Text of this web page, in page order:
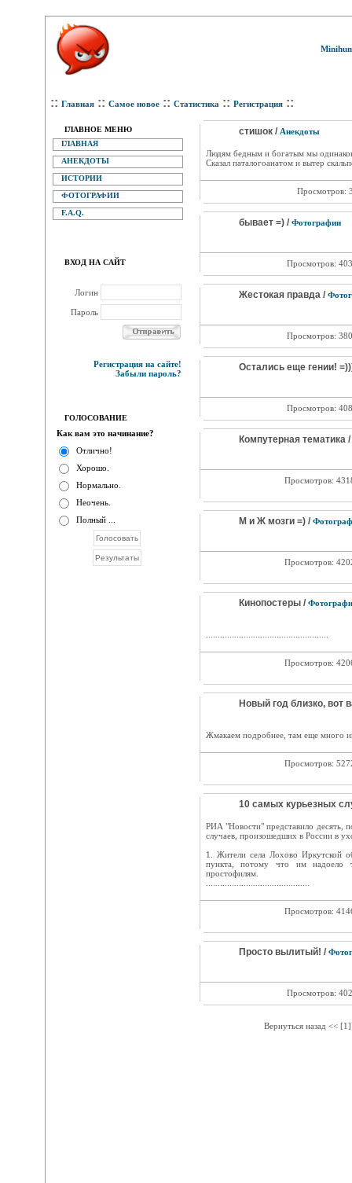
:: Главная :: Самое новое :: Статистика :: Регистрация ::
ГЛАВНОЕ МЕНЮ
ГЛАВНАЯ
АНЕКДОТЫ
ИСТОРИИ
ФОТОГРАФИИ
F.A.Q.
ВХОД НА САЙТ
Логин
Пароль
Регистрация на сайте!
Забыли пароль?
ГОЛОСОВАНИЕ
Как вам это начинание?
Отлично!
Хорошо.
Нормально.
Неочень.
Полный ...
стишок / Анекдоты
Людям бедным и богатым мы
Сказал паталогоанатом и вытер
Просмотров:
бывает =) / Фотографии
Просмотров:
Жестокая правда /
Просмотров:
Остались еще гении!
Просмотров:
Компутерная тематика /
Просмотров:
М и Ж мозги =) /
Просмотров:
Кинопостеры /
Просмотров:
Новый год близко, вот
Жмакаем подробнее, там еще много
Просмотров:
10 самых курьезных
РИА "Новости" представило десять,
случаев, произошедших в России в
1. Жители села Лохово Иркутской
пункта, потому что им надоело
простофилям.
Просмотров:
Просто вылитый! /
Просмотров:
Вернуться назад <<